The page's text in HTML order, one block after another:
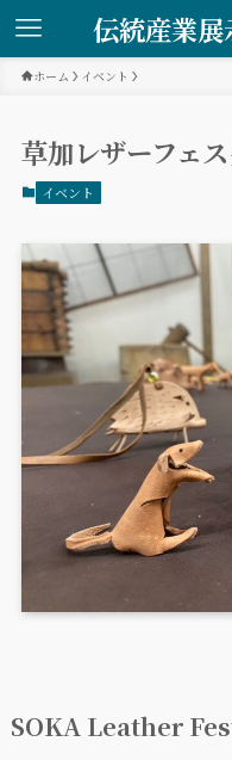
伝統産業展
ホーム イベント
草加レザーフェ
イベント
SOKA Leather